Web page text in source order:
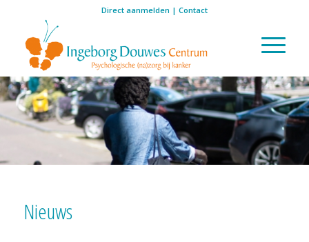
Direct aanmelden | Contact
Nieuws